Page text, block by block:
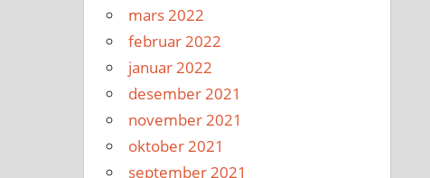
mars 2022
februar 2022
januar 2022
desember 2021
november 2021
oktober 2021
september 2021